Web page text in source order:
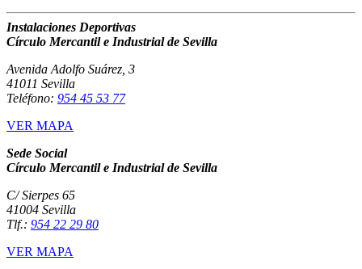
Instalaciones Deportivas
Círculo Mercantil e Industrial de Sevilla
Avenida Adolfo Suárez, 3
41011 Sevilla
Teléfono: 954 45 53 77
VER MAPA
Sede Social
Círculo Mercantil e Industrial de Sevilla
C/ Sierpes 65
41004 Sevilla
Tlf.: 954 22 29 80
VER MAPA